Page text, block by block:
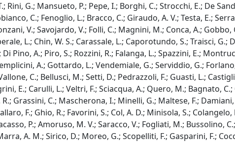
Rini, G.; Mansueto, P.; Pepe, I.; Borghi, C.; Strocchi, E.; De
C.; Fenoglio, L.; Bracco, C.; Giraudo, A. V.; Testa, E.;
V.; Savojardo, V.; Folli, C.; Magnini, M.; Conca, A.;
L.; Chin, W. S.; Carassale, L.; Caporotundo, S.; Traisci, G.;
Pino, A.; Piro, S.; Rozzini, R.; Falanga, L.; Spazzini, E.;
A.; Gottardo, L.; Vendemiale, G.; Serviddio, G.;
C.; Bellusci, M.; Setti, D.; Pedrazzoli, F.; Guasti, L.;
E.; Carulli, L.; Veltri, F.; Sciacqua, A.; Quero, M.; Bagnato,
Grassini, C.; Mascherona, I.; Minelli, G.; Maltese, F.;
F.; Ghio, R.; Favorini, S.; Col, A. D.; Minisola, S.;
P.; Amoruso, M. V.; Saracco, V.; Fogliati, M.; Bussolino,
A. M.; Sirico, D.; Moreo, G.; Scopelliti, F.; Gasparini, F.;